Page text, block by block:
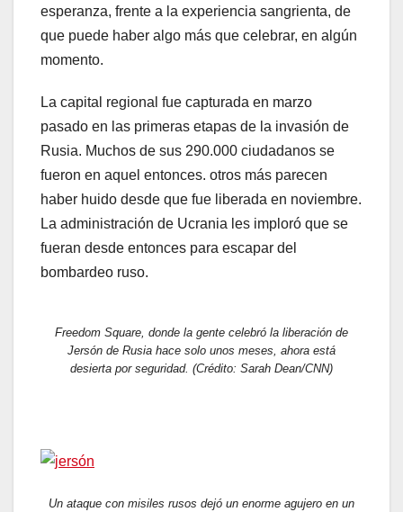
esperanza, frente a la experiencia sangrienta, de
que puede haber algo más que celebrar, en algún
momento.
La capital regional fue capturada en marzo
pasado en las primeras etapas de la invasión de
Rusia. Muchos de sus 290.000 ciudadanos se
fueron en aquel entonces. otros más parecen
haber huido desde que fue liberada en noviembre.
La administración de Ucrania les imploró que se
fueran desde entonces para escapar del
bombardeo ruso.
Freedom Square, donde la gente celebró la liberación de
Jersón de Rusia hace solo unos meses, ahora está
desierta por seguridad. (Crédito: Sarah Dean/CNN)
Un ataque con misiles rusos dejó un enorme agujero en un